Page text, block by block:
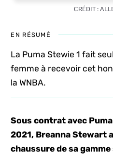
CRÉDIT :
EN RÉSUMÉ
La Puma Stewie 1 fait
femme à recevoir cet
la WNBA.
Sous contrat avec
2021, Breanna Stewart
chaussure de sa